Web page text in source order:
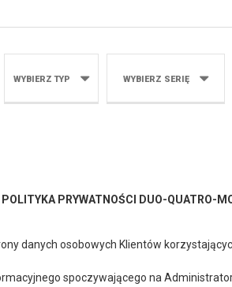
WYBIERZ TYP WYBIERZ SERIĘ
POLITYKA PRYWATNOŚCI DUO-QUATRO-
danych osobowych Klientów
spoczywającego na